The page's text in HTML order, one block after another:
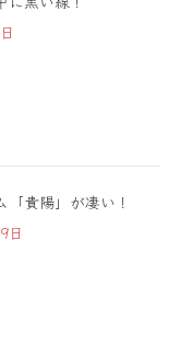
「貴陽」が凄い！
日